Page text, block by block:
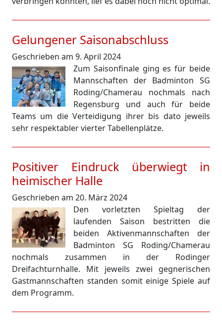
Gelungener Saisonabschluss
Geschrieben am 9. April 2024
Zum Saisonfinale ging es für beide
Mannschaften der Badminton SG
Roding/Chamerau nochmals nach
Regensburg und auch für beide
Teams um die Verteidigung ihrer bis dato jeweils
sehr respektabler vierter Tabellenplätze.
Positiver Eindruck überwiegt in
heimischer Halle
Geschrieben am 20. März 2024
Den vorletzten Spieltag der
laufenden Saison bestritten die
beiden Aktivenmannschaften der
Badminton SG Roding/Chamerau
nochmals zusammen in der Rodinger
Dreifachturnhalle. Mit jeweils zwei gegnerischen
Gastmannschaften standen somit einige Spiele auf
dem Programm.